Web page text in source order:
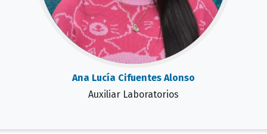
Ana Lucía Cifuentes Alonso
Auxiliar Laboratorios